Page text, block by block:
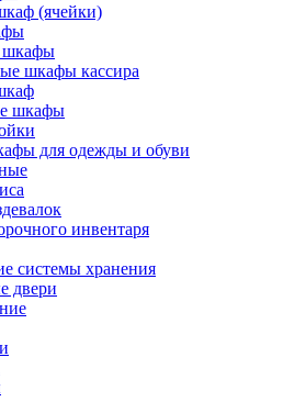
(ячейки)
шкафы
шкафы кассира
шкафы
для одежды и обуви
инвентаря
системы хранения
двери